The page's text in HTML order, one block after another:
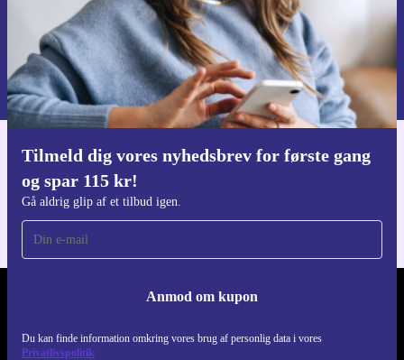
Tilmeld dig vores nyhedsbrev for første gang
og spar 115 kr!
Gå aldrig glip af et tilbud igen.
Anmod om kupon
Du kan finde information omkring vores brug af personlig data i vores
Privatlivspolitik
Anmod om kupon
Du kan finde information omkring vores brug af personlig data i vores
Privatlivspolitik
Download refurbed appen
REFURBED DANMARK - RETHINK NEW.
FØLG OS